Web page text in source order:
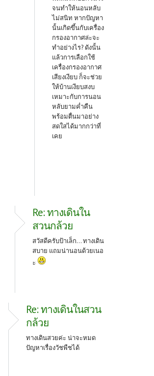
จนทำให้นอนหลับ
ไม่สนิท หากปัญหา
นั้นเกิดขึ้นกับเครื่อง
กรองอากาศล่ะจะ
ทำอย่างไร? ดังนั้น
แล้วการเลือกใช้
เครื่องกรองอากาศ
เสียงเงียบ ก็จะช่วย
ให้บ้านเงียบสงบ
เหมาะกับการนอน
หลับยามค่ำคืน
พร้อมตื่นมาอย่าง
สดใสได้มากกว่าที่
เคย
Re: ทางเดินใน
สวนกล้วย
สวัสดีครับป้าเล็ก... ทางเดิน
สบาย แถมน่านอนด้วยเนอ
ะ
Re: ทางเดินในสวน
กล้วย
ทางเดินสวยค่ะ น่าจะหมด
ปัญหาเรื่องวัชพืชได้